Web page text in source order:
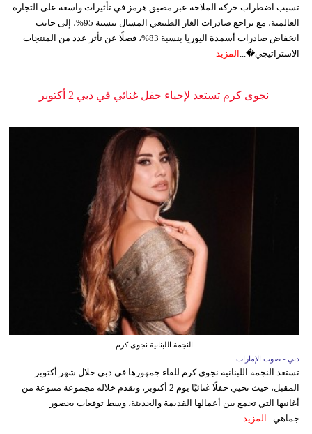
تسبب اضطراب حركة الملاحة عبر مضيق هرمز في تأثيرات واسعة على التجارة
العالمية، مع تراجع صادرات الغاز الطبيعي المسال بنسبة 95%، إلى جانب
انخفاض صادرات أسمدة اليوريا بنسبة 83%، فضلًا عن تأثر عدد من المنتجات
الاستراتيجي�... المزيد
نجوى كرم تستعد لإحياء حفل غنائي في دبي 2 أكتوبر
النجمة اللبنانية نجوى كرم
دبي - صوت الإمارات
تستعد النجمة اللبنانية نجوى كرم للقاء جمهورها في دبي خلال شهر أكتوبر
المقبل، حيث تحيي حفلًا غنائيًا يوم 2 أكتوبر، وتقدم خلاله مجموعة متنوعة من
أغانيها التي تجمع بين أعمالها القديمة والحديثة، وسط توقعات بحضور
جماهي... المزيد